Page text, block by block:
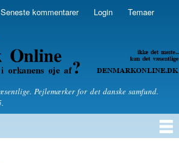
Skip to
Seneste kommentarer Login Temaer
- blognyheder om politik
Pejlemærker for det danske samfund.